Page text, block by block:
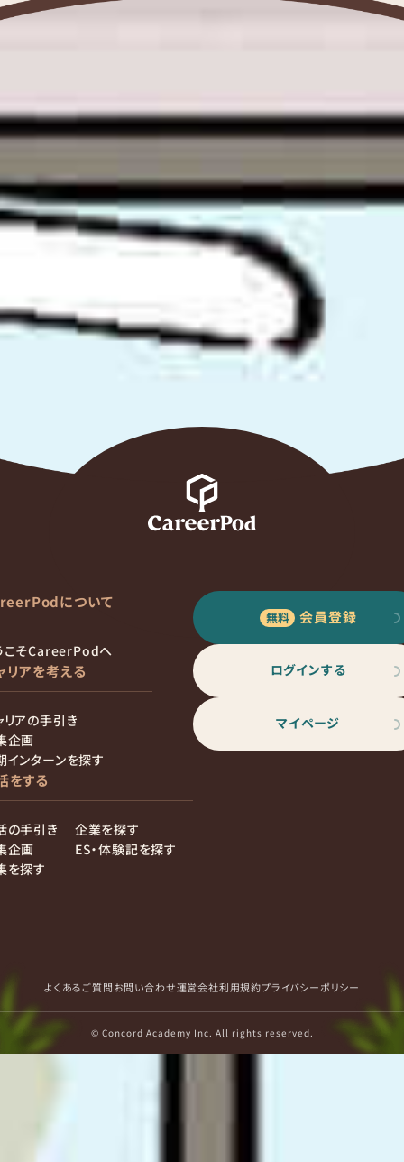
について
こそCareerPodへ
リアを考える
リアの手引き
企画
インターンを探す
をする
の手引き
企画
を探す
企業を探す
ES・体験記を探す
会員登録
ログインする
マイページ
よくあるご質問お問い合わせ運営会社利用規約プライバシーポリシー
© Concord Academy Inc. All rights reserved.